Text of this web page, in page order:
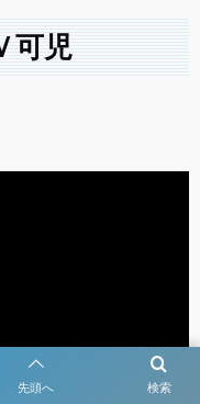
可児
検索
先頭へ